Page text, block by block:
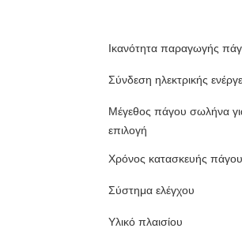
Ικανότητα παραγωγής
Σύνδεση ηλεκτρικής
Μέγεθος πάγου σωλήνα
επιλογή
Χρόνος κατασκευής πάγου
Σύστημα ελέγχου
Υλικό πλαισίου